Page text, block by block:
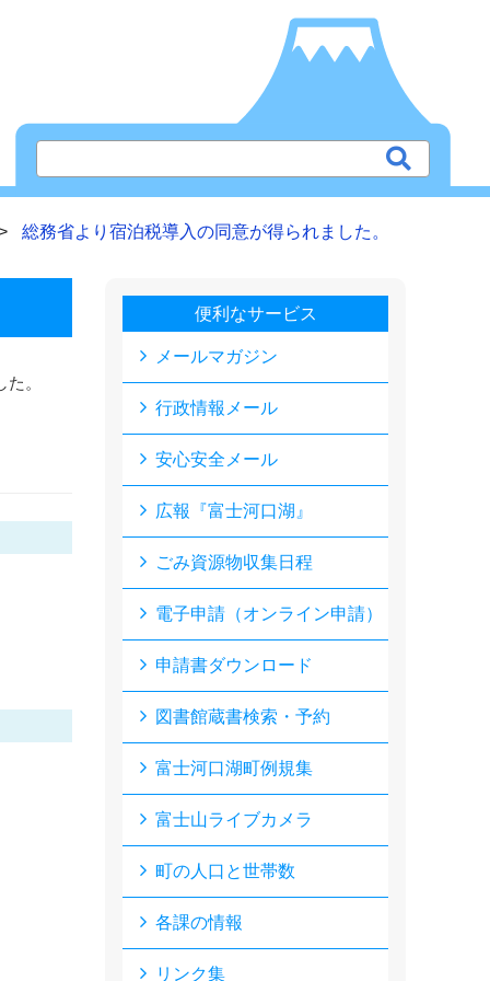
総務省より宿泊税導入の同意が得られました。
。
便利なサービス
メールマガジン
行政情報メール
安心安全メール
広報『富士河口湖』
ごみ資源物収集日程
電子申請（オンライン申請）
申請書ダウンロード
図書館蔵書検索・予約
富士河口湖町例規集
富士山ライブカメラ
町の人口と世帯数
各課の情報
リンク集